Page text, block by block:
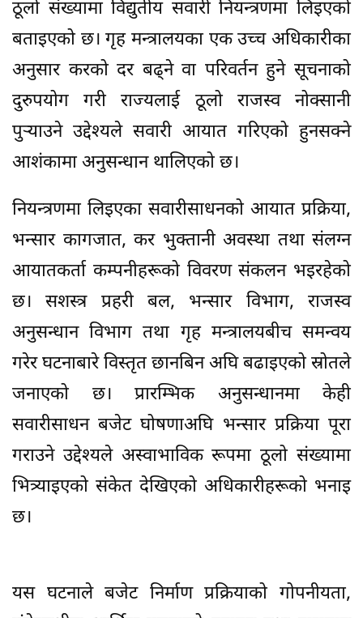
ठूलो संख्यामा विद्युतीय सवारी नियन्त्रणमा लिइएको
बताइएको छ। गृह मन्त्रालयका एक उच्च अधिकारीका
अनुसार करको दर बढ्ने वा परिवर्तन हुने सूचनाको
दुरुपयोग गरी राज्यलाई ठूलो राजस्व नोक्सानी
पुर्‍याउने उद्देश्यले सवारी आयात गरिएको हुनसक्ने
आशंकामा अनुसन्धान थालिएको छ।
नियन्त्रणमा लिइएका सवारीसाधनको आयात प्रक्रिया,
भन्सार कागजात, कर भुक्तानी अवस्था तथा संलग्न
आयातकर्ता कम्पनीहरूको विवरण संकलन भइरहेको
छ। सशस्त्र प्रहरी बल, भन्सार विभाग, राजस्व
अनुसन्धान विभाग तथा गृह मन्त्रालयबीच समन्वय
गरेर घटनाबारे विस्तृत छानबिन अघि बढाइएको स्रोतले
जनाएको छ। प्रारम्भिक अनुसन्धानमा केही
सवारीसाधन बजेट घोषणाअघि भन्सार प्रक्रिया पूरा
गराउने उद्देश्यले अस्वाभाविक रूपमा ठूलो संख्यामा
भित्र्याइएको संकेत देखिएको अधिकारीहरूको भनाइ
छ।
यस घटनाले बजेट निर्माण प्रक्रियाको गोपनीयता,